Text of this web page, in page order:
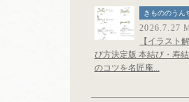
きもののうん
2026.7.27
【イラスト
び方決定版 本結び・寿
のコツを名匠庵...